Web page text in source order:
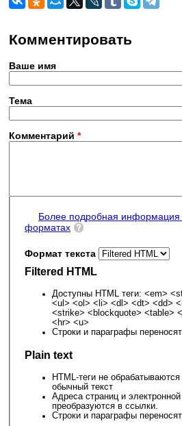
Комментировать
Ваше имя
Тема
Комментарий *
Более подробная информация
форматах
Формат текста
Filtered HTML
Доступны HTML теги: <em>
<ul> <ol> <li> <dl> <dt> <dd>
<strike> <blockquote> <table>
<hr> <u>
Строки и параграфы
Plain text
HTML-теги не
обычный текст
Адреса страниц и
преобразуются в ссылки.
Строки и параграфы